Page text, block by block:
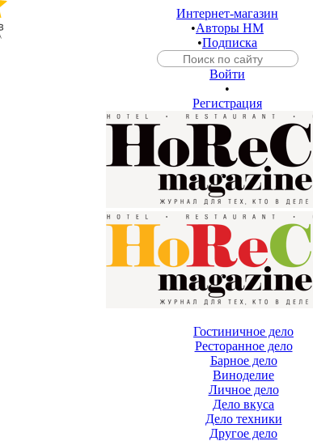
Интернет-магазин
•Авторы HM
•Подписка
Войти
•
Регистрация
Гостиничное дело
Ресторанное дело
Барное дело
Виноделие
Личное дело
Дело вкуса
Дело техники
Другое дело